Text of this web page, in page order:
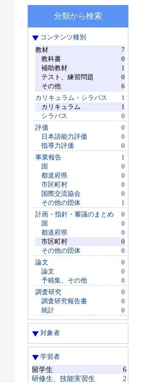
分類から検索
コンテンツ種別
教材
7
教科書
0
補助教材
1
テスト、練習問題
0
その他
6
カリキュラム・シラバス
1
カリキュラム
1
シラバス
0
評価
0
日本語能力評価
0
指導力評価
0
事業報告
1
国
0
都道府県
0
市区町村
0
国際交流協会
0
その他の団体
1
計画・指針・審議のまとめ
0
国
0
都道府県
0
市区町村
0
その他の団体
0
論文
0
論文
0
予稿集、その他
0
調査研究
0
調査研究報告書
0
統計
0
対象者
学習者
留学生
6
研修生、技能実習生
2